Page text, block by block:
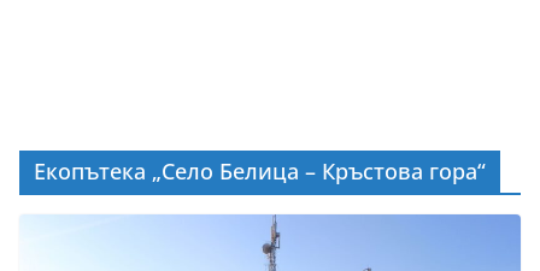
Екопътека „Село Белица – Кръстова гора“